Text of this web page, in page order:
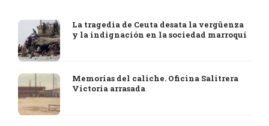
La tragedia de Ceuta desata la vergüenza
y la indignación en la sociedad marroquí
Memorias del caliche. Oficina Salitrera
Victoria arrasada